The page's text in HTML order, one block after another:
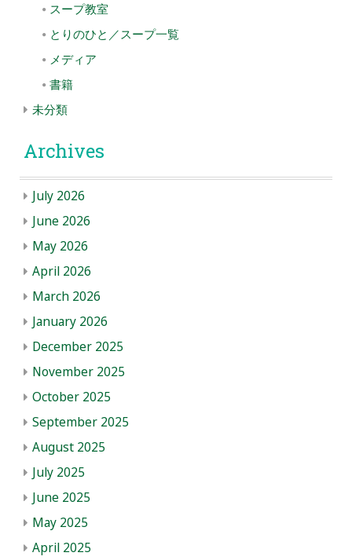
スープ教室
とりのひと／スープ一覧
メディア
書籍
未分類
Archives
July 2026
June 2026
May 2026
April 2026
March 2026
January 2026
December 2025
November 2025
October 2025
September 2025
August 2025
July 2025
June 2025
May 2025
April 2025